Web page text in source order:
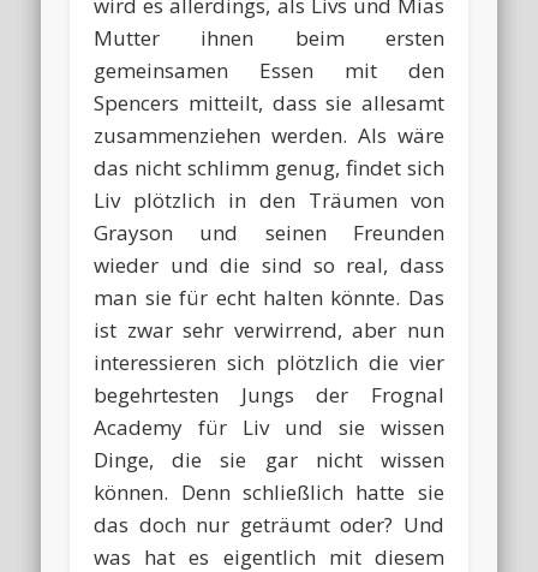
Mutter ihnen beim ersten
gemeinsamen Essen mit den
Spencers mitteilt, dass sie allesamt
zusammenziehen werden. Als wäre
das nicht schlimm genug, findet sich
Liv plötzlich in den Träumen von
Grayson und seinen Freunden
wieder und die sind so real, dass
man sie für echt halten könnte. Das
ist zwar sehr verwirrend, aber nun
interessieren sich plötzlich die vier
begehrtesten Jungs der Frognal
Academy für Liv und sie wissen
Dinge, die sie gar nicht wissen
können. Denn schließlich hatte sie
das doch nur geträumt oder? Und
was hat es eigentlich mit diesem